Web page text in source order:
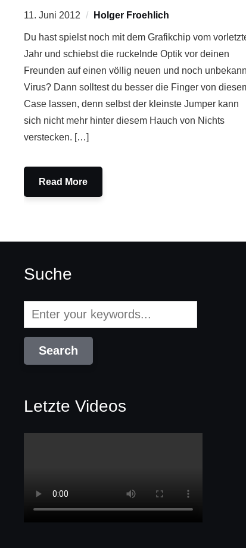
11. Juni 2012 Holger Froehlich
Du hast spielst noch mit dem Grafikchip vom
Jahr und schiebst die ruckelnde Optik vor deinen
Freunden auf einen völlig neuen und noch
Virus? Dann solltest du besser die Finger von
Case lassen, denn selbst der kleinste Jumper kann
sich nicht mehr hinter diesem Hauch von Nichts
verstecken. […]
Read More
Suche
Letzte Videos